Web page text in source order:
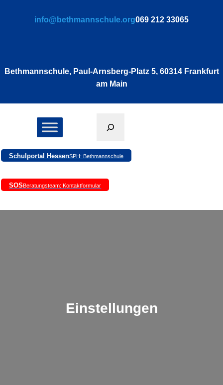
info@bethmannschule.org069 212 33065
Bethmannschule, Paul-Arnsberg-Platz 5, 60314 Frankfurt
am Main
Schulportal HessenSPH: Bethmannschule
SOSBeratungsteam: Kontaktformular
Einstellungen